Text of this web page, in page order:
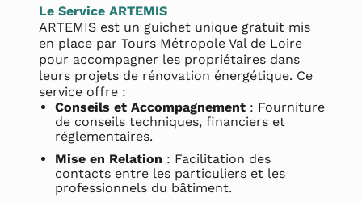
Le Service ARTEMIS
ARTEMIS est un guichet unique gratuit mis
en place par Tours Métropole Val de Loire
pour accompagner les propriétaires dans
leurs projets de rénovation énergétique. Ce
service offre :
Conseils et Accompagnement : Fourniture
de conseils techniques, financiers et
réglementaires.
Mise en Relation : Facilitation des
contacts entre les particuliers et les
professionnels du bâtiment.